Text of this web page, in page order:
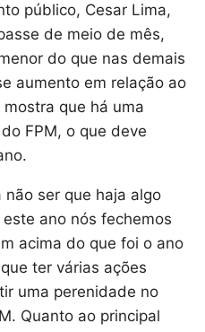
público, Cesar Lima,
de meio de mês,
do que nas demais
aumento em relação ao
que há uma
FPM, o que deve
não ser que haja algo
ano nós fechemos
acima do que foi o ano
ter várias ações
uma perenidade no
Quanto ao principal